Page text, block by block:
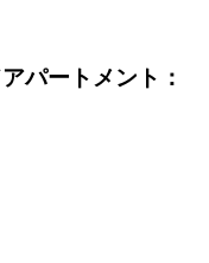
パートメント：